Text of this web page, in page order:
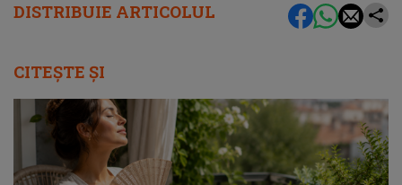
DISTRIBUIE ARTICOLUL
CITEȘTE ȘI